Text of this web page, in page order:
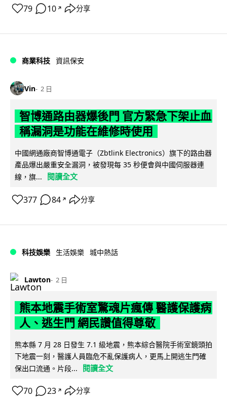
79 10 ↗ 分享
商業科技 資訊保安
Vin 2 日
智博通路由器爆後門 官方緊急下架止血
稱漏洞是功能在維修時使用
中國網通廠商智博通電子（Zbtlink Electronics）旗下的路由器
產品爆出嚴重安全漏洞，被發現每 35 秒便會與中國伺服器連
線，旗...
閱讀全文
377 84 ↗ 分享
科技娛樂 生活娛樂 城中熱話
Lawton 2 日
熊本地震手術室驚魂片瘋傳 醫護保護病
人、逃生門 網民讚值得尊敬
熊本縣 7 月 28 日發生 7.1 級地震，熊本綜合醫院手術室鏡頭拍
下地震一刻，醫護人員臨危不亂保護病人，更馬上開逃生門確
保出口流通。片段...
閱讀全文
70 23 ↗ 分享